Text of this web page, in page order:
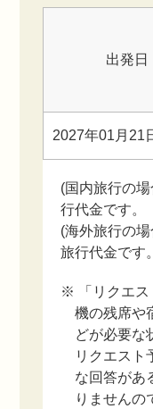
出発日
2027年01月21
(国内旅行の
行代金です。
(海外旅行の
旅行代金です。
※ 「リクエス
機の残席や
どが必要な
リクエスト
な回答があ
りませんの